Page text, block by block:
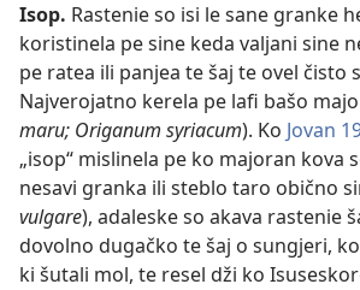
Isop. Rastenie so isi le sane granke
koristinela pe sine keda valjani sine
pe ratea ili panjea te šaj te ovel čisto
Najverojatno kerela pe lafi bašo
maru; Origanum syriacum). Ko Jovan
„isop“ mislinela pe ko majoran kova
nesavi granka ili steblo taro obično
vulgare), adaleske so akava rastenie
dovolno dugačko te šaj o sungjeri,
ki šutali mol, te resel dži ko